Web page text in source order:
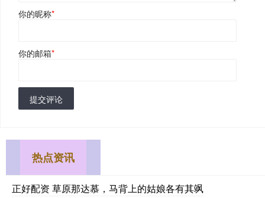
你的昵称*
你的邮箱*
提交评论
热点资讯
正好配资 草原那达慕，马背上的姑娘各有其飒